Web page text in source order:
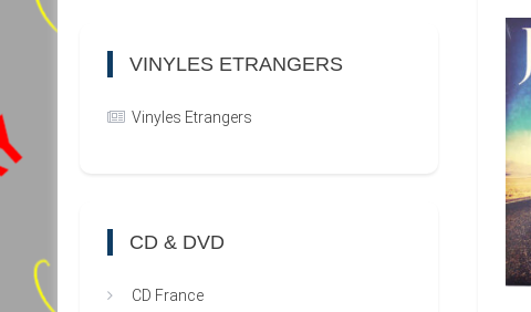
VINYLES ETRANGERS
Vinyles Etrangers
CD & DVD
CD France